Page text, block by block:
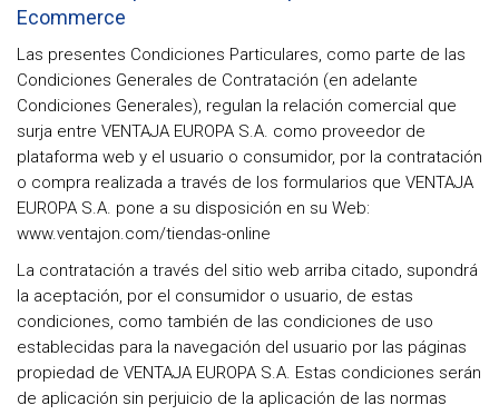
Ecommerce
Las presentes Condiciones Particulares, como parte de las
Condiciones Generales de Contratación (en adelante
Condiciones Generales), regulan la relación comercial que
surja entre VENTAJA EUROPA S.A. como proveedor de
plataforma web y el usuario o consumidor, por la contratación
o compra realizada a través de los formularios que VENTAJA
EUROPA S.A. pone a su disposición en su Web:
www.ventajon.com/tiendas-online
La contratación a través del sitio web arriba citado, supondrá
la aceptación, por el consumidor o usuario, de estas
condiciones, como también de las condiciones de uso
establecidas para la navegación del usuario por las páginas
propiedad de VENTAJA EUROPA S.A. Estas condiciones serán
de aplicación sin perjuicio de la aplicación de las normas